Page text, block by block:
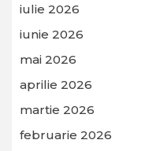
iulie 2026
iunie 2026
mai 2026
aprilie 2026
martie 2026
februarie 2026